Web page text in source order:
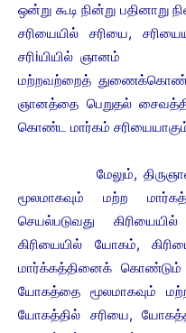
ஒன்று கூடி நின்று பதினாறு
சரியையில் சரியை,
சரிiயியில் ஞானம்
மற்றவற்றைத்
ஞானத்தை பெறுதல்
கொண்ட மார்கம்
மேலும்,
மூலமாகவும் மற்ற
செயல்படுவது
கிரியையில் யோகம்,
மார்க்கத்தினைக்
யோகத்தை மூலமாகவும்
யோகத்தில் சரியை,